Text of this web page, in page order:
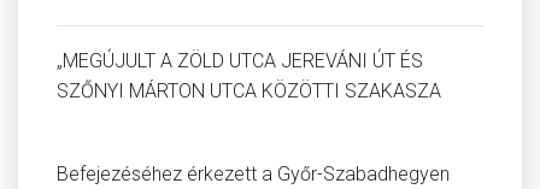
„MEGÚJULT A ZÖLD UTCA JEREVÁNI ÚT ÉS
SZŐNYI MÁRTON UTCA KÖZÖTTI SZAKASZA
Befejezéséhez érkezett a Győr-Szabadhegyen